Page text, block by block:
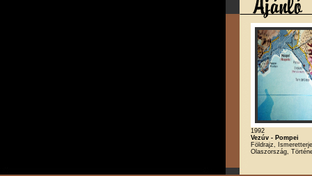
1992
Vezúv - Pompei
Földrajz,
Olaszország,